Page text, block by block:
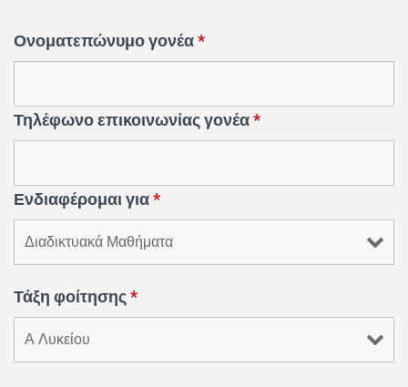
Ονοματεπώνυμο γονέα*
Τηλέφωνο επικοινωνίας γονέα*
Ενδιαφέρομαι για*
Τάξη φοίτησης*